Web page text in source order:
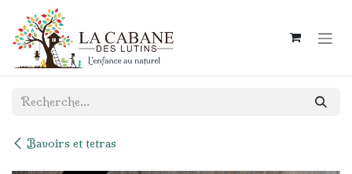
Se rendre au contenu
Bavoirs et tetras